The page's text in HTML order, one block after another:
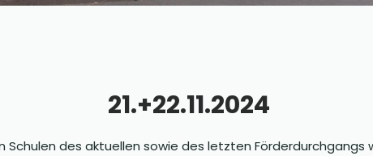
21.+22.11.2024
des aktuellen sowie des letzten Förderdurchgangs